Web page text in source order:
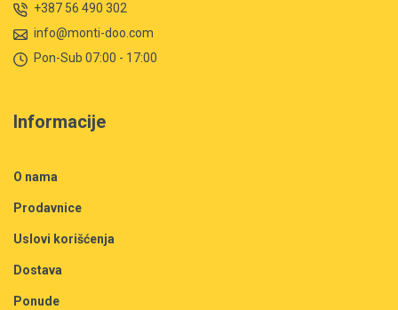
+387 56 490 302
info@monti-doo.com
Pon-Sub 07:00 - 17:00
Informacije
O nama
Prodavnice
Uslovi korišćenja
Dostava
Ponude